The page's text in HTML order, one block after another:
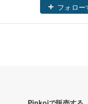
フォロー